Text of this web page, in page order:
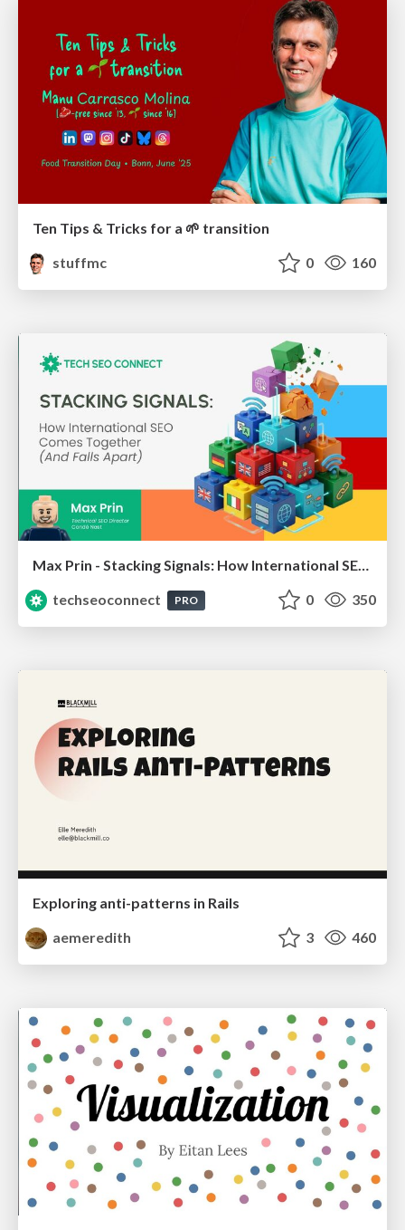
Ten Tips & Tricks for a 🌱 transition
stuffmc
0 160
Max Prin - Stacking Signals: How International SEO Comes Together (And Falls Apart)
techseoconnect
PRO 0 350
Exploring anti-patterns in Rails
aemeredith
3 460